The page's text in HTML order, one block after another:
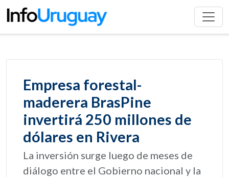
Empresa forestal-
maderera BrasPine
invertirá 250 millones de
dólares en Rivera
La inversión surge luego de meses de
diálogo entre el Gobierno nacional y la